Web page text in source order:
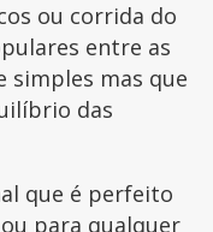
ou corrida do
entre as
simples mas que
das
que é perfeito
para qualquer